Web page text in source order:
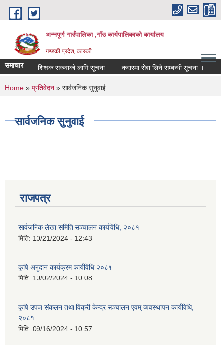
Skip to main content
अन्नपूर्ण गाउँपालिका ,गाँउ कार्यपालिकाको कार्यालय
गण्डकी प्रदेश, कास्की
समाचार शिक्षक सरुवाको लागि सूचना करारमा सेवा लिने सम्बन्धी सूचना ।
You are here
Home » प्रतिवेदन » सार्वजनिक सुनुवाई
सार्वजनिक सुनुवाई
राजपत्र
सार्वजनिक लेखा समिति सञ्चालन कार्यविधि, २०८१
मिति: 10/21/2024 - 12:43
कृषि अनुदान कार्यक्रम कार्यविधि २०८१
मिति: 10/02/2024 - 10:08
कृषि उपज संकलन तथा विक्री केन्द्र सञ्चालन एवम् व्यवस्थापन कार्यविधि,
२०८१
मिति: 09/16/2024 - 10:57